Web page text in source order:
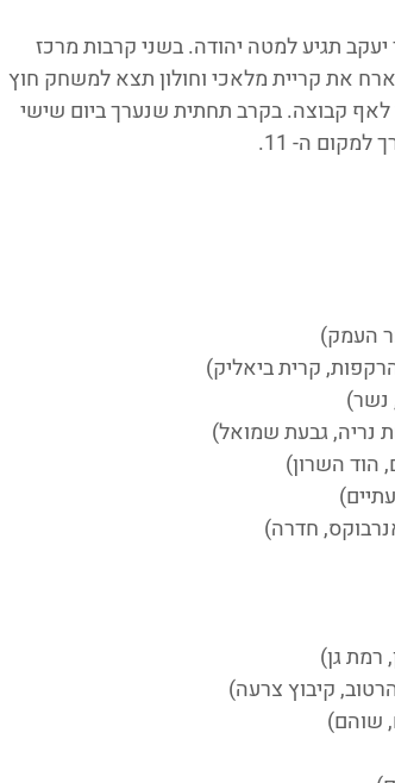
תגיע למטה יהודה. בשני קרבות מרכז
את קריית מלאכי וחולון תצא למשחק חוץ
לאף קבוצה. בקרב תחתית שנערך ביום שישי